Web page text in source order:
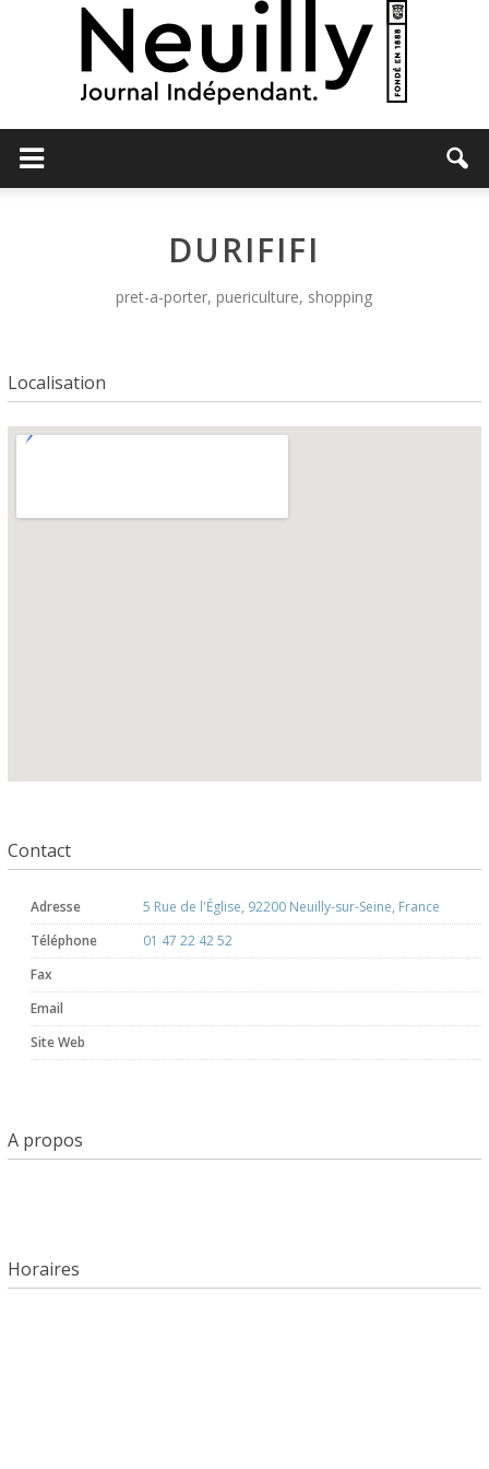
Journal
DURIFIFI
pret-a-porter, puericulture, shopping
Localisation
Contact
Adresse
5 Rue de l'Église, 92200 Neuilly-sur-Seine, France
Téléphone
01 47 22 42 52
Fax
Email
Site Web
A propos
Horaires